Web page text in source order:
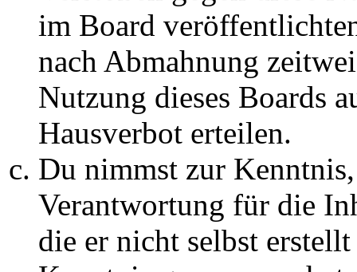
im Board
nach Abmahnung
Nutzung dieses Boards
Hausverbot erteilen.
Du nimmst zur
Verantwortung für die
die er nicht selbst